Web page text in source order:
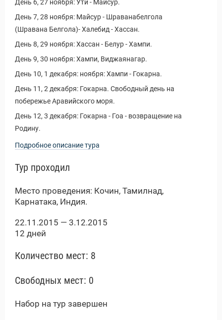
День 6, 27 ноября: Ути - Майсур.
День 7, 28 ноября: Майсур - Шраванабелгола
(Шравана Белгола)- Халебид - Хассан.
День 8, 29 ноября: Хассан - Белур - Хампи.
День 9, 30 ноября: Хампи, Виджаянагар.
День 10, 1 декабря: ноября: Хампи - Гокарна.
День 11, 2 декабря: Гокарна. Свободный день на
побережье Аравийского моря.
День 12, 3 декабря: Гокарна - Гоа - возвращение на
Родину.
Подробное описание тура
Тур проходил
Место проведения: Кочин, Тамилнад,
Карнатака, Индия.
22.11.2015 — 3.12.2015
12 дней
Количество мест: 8
Свободных мест: 0
Набор на тур завершен